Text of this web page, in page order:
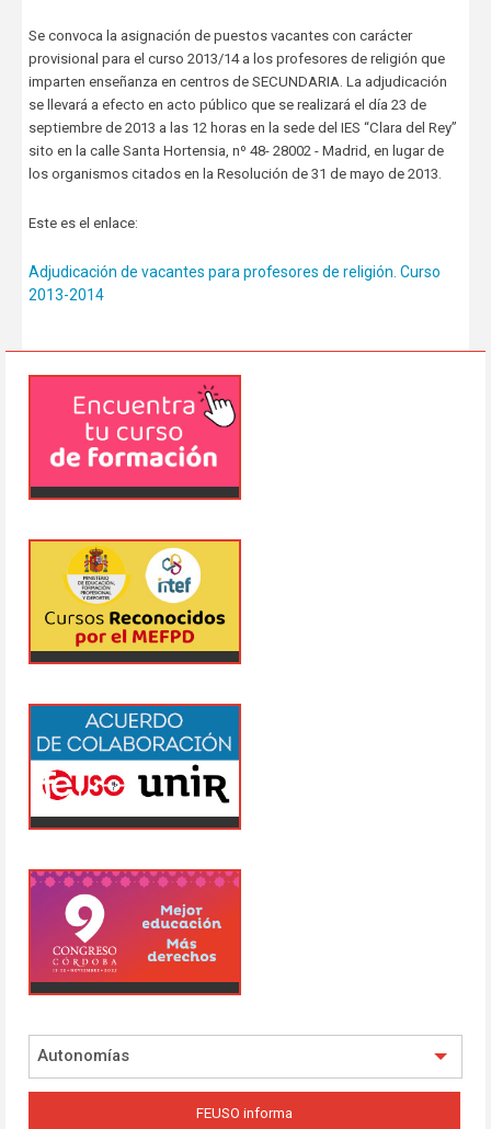
lectiva del profesorado ha comenzado a ocupar espacio en los
principales medios de comunicación nacionales.FEUSO ha sido el
primer sindicato en dar un paso al frentepara denunciar...
Se convoca la asignación de puestos vacantes con carácter
provisional para el curso 2013/14 a los profesores de religión que
imparten enseñanza en centros de SECUNDARIA. La adjudicación
se llevará a efecto en acto público que se realizará el día 23 de
septiembre de 2013 a las 12 horas en la sede del IES “Clara del Rey”
sito en la calle Santa Hortensia, nº 48- 28002 - Madrid, en lugar de
los organismos citados en la Resolución de 31 de mayo de 2013.
Este es el enlace:
Adjudicación de vacantes para profesores de religión. Curso
2013-2014
Autonomías
FEUSO informa